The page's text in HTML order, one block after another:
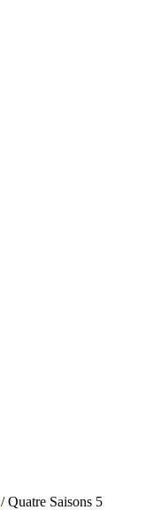
/ Quatre Saisons 5